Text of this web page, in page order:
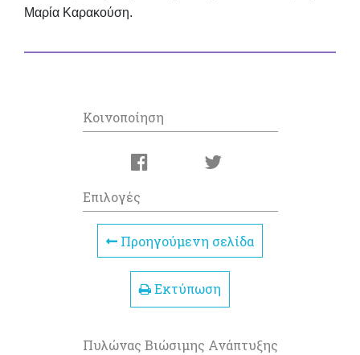
Μαρία Καρακούση.
Κοινοποίηση
Επιλογές
Προηγούμενη σελίδα
Εκτύπωση
Πυλώνας Βιώσιμης Ανάπτυξης